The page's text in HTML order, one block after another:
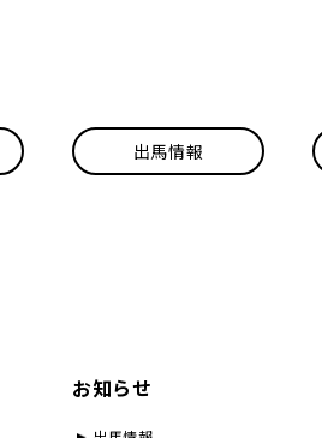
出馬情報
お知らせ